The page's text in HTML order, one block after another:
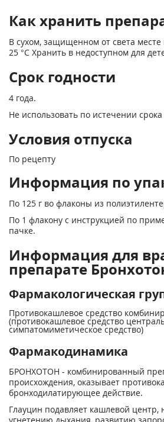
Как хранить
В сухом, защищенном от света
25 °С Хранить в недоступном для
Срок годности
4 года.
Не использовать по истечении срока
Условия отпуска
По рецепту
Информация по
По 125 г во флаконы из
По 1 флакону с инструкцией по
пачке.
Информация для
препарате
Фармакологическая
Противокашлевое средство
(противокашлевое средство
симпатомиметическое средство)
Фармакодинамика
БРОНХОТОН - комбинированный
происхождения, оказывает
бронходилатирующее действие.
Глауцин подавляет кашлевой центр,